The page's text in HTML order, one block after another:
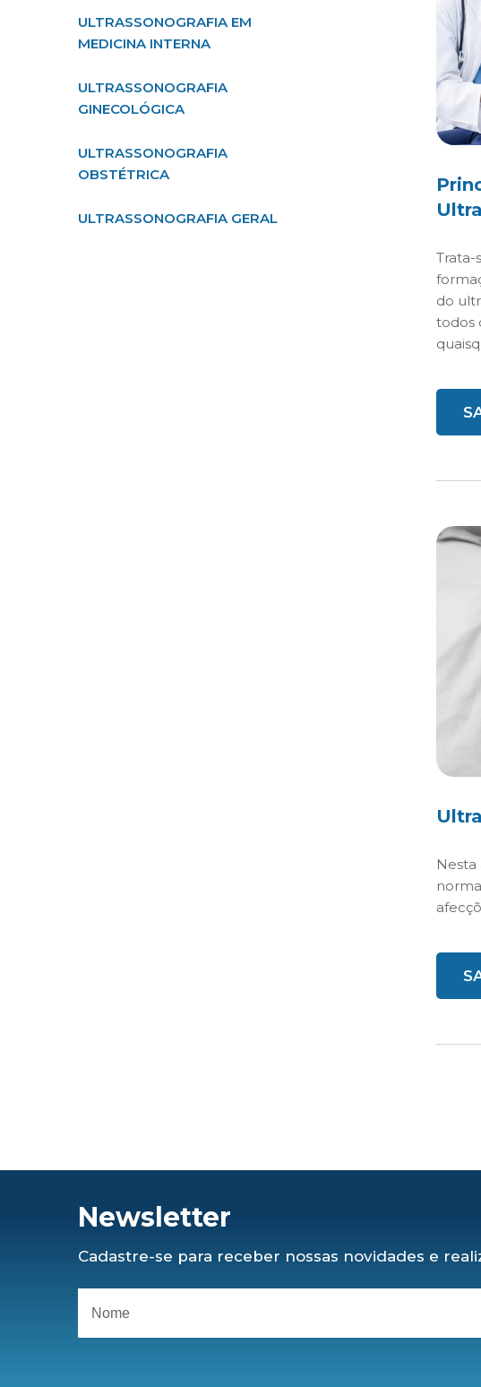
ULTRASSONOGRAFIA EM
MEDICINA INTERNA
ULTRASSONOGRAFIA
GINECOLÓGICA
ULTRASSONOGRAFIA
OBSTÉTRICA
ULTRASSONOGRAFIA GERAL
Trata-
do
todos
Nesta
Newsletter
Cadastre-se para receber nossas novidades e